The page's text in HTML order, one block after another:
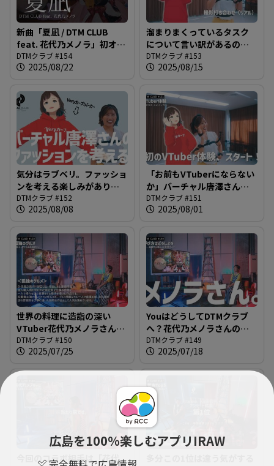
広島を100％楽しむアプリIRAW
新曲「夏凪 / DTM CLUB
feat. 花代乃メノラ」初オン
エア！！みんなでコール＆
レスポンスしてください！
DTMクラブ #154
2025/08/22
溜まりまくっているタスク
について言い訳があるのな
ら言いなさい＠DTMクラブ
#153
DTMクラブ #153
2025/08/15
気分はラブベリ。ファッショ
ンを考える楽しみがありそ
うなバーチャル唐澤さん＠
DTMクラブ #152
DTMクラブ #152
2025/08/08
「お前もVTuberにならない
か」バーチャル唐澤さんを
作ろう＠DTMクラブ #151
DTMクラブ #151
2025/08/01
世界の料理に造詣の深い
VTuber花代乃メノラさんと
作る曲の方向性は？＠DTM
クラブ #150
DTMクラブ #150
2025/07/25
YouはどうしてDTMクラブ
へ？花代乃メノラさんの
「きっかけ」をインタビュ
ー＠DTMクラブ #149
DTMクラブ #149
2025/07/18
今回のコラボ相手は「花代